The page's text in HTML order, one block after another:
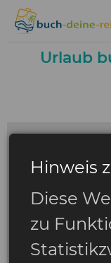
Urlaub
Hinweis
Diese
zu